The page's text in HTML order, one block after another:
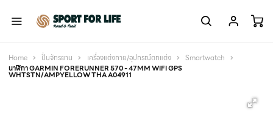
Home ปั่นจักรยาน เครื่องแต่งกาย/อุปกรณ์ตกแต่ง
Smartwatch
นาฬิกา GARMIN FORERUNNER 570 - 47MM WIFI GPS
WHTSTN/AMPYELLOW THA A04911